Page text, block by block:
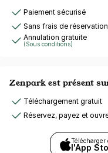
Paiement sécurisé
Sans frais de réservation
Annulation gratuite
(Sous conditions)
Zenpark est présent
Téléchargement gratuit
Réservez, payez et
Télécharger
l'App